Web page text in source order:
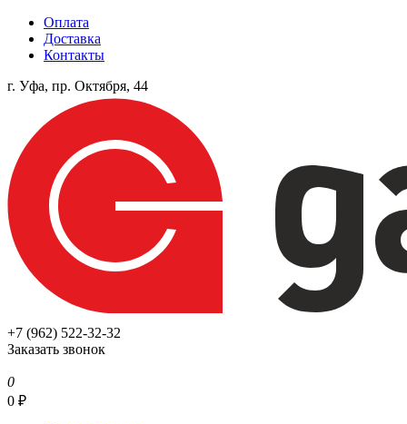
Оплата
Доставка
Контакты
г. Уфа, пр. Октября, 44
+7 (962) 522-32-32
Заказать звонок
0
0 ₽